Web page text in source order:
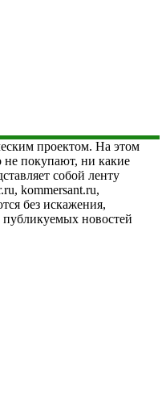
проектом. На этом
не покупают, ни какие
собой ленту
kommersant.ru,
без искажения,
публикуемых новостей